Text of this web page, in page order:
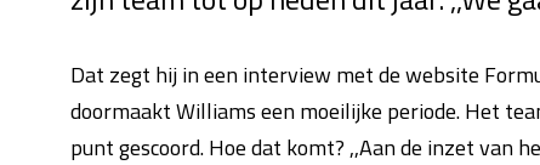
Dat zegt hij in een interview met de website
doormaakt Williams een moeilijke periode. Het
punt gescoord. Hoe dat komt? ,,Aan de inzet van